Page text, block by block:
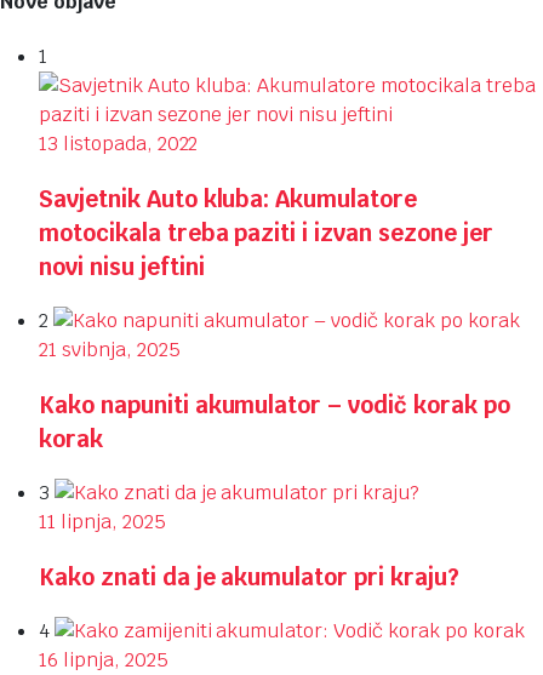
1
13 listopada, 2022
Savjetnik Auto kluba: Akumulatore
motocikala treba paziti i izvan sezone jer
novi nisu jeftini
2
21 svibnja, 2025
Kako napuniti akumulator – vodič korak po
korak
3
11 lipnja, 2025
Kako znati da je akumulator pri kraju?
4
16 lipnja, 2025